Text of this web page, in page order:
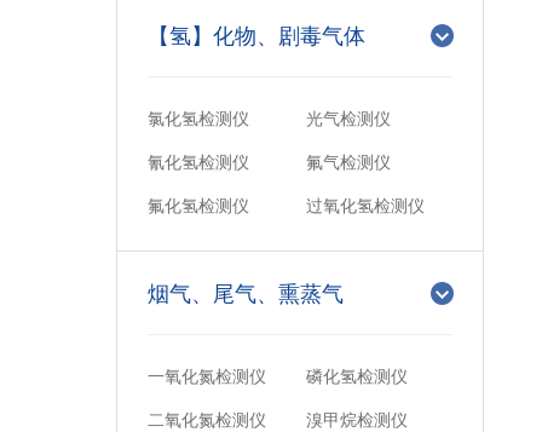
【氢】化物、剧毒气体
氯化氢检测仪
光气检测仪
氰化氢检测仪
氟气检测仪
氟化氢检测仪
过氧化氢检测仪
烟气、尾气、熏蒸气
一氧化氮检测仪
磷化氢检测仪
二氧化氮检测仪
溴甲烷检测仪